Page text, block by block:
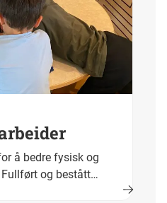
å bedre fysisk og
og bestått